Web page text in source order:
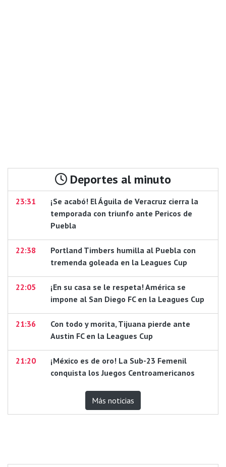
Deportes al minuto
23:31
¡Se acabó! El Águila de Veracruz cierra la
temporada con triunfo ante Pericos de
Puebla
22:38
Portland Timbers humilla al Puebla con
tremenda goleada en la Leagues Cup
22:05
¡En su casa se le respeta! América se
impone al San Diego FC en la Leagues Cup
21:36
Con todo y morita, Tijuana pierde ante
Austin FC en la Leagues Cup
21:20
¡México es de oro! La Sub-23 Femenil
conquista los Juegos Centroamericanos
Más noticias